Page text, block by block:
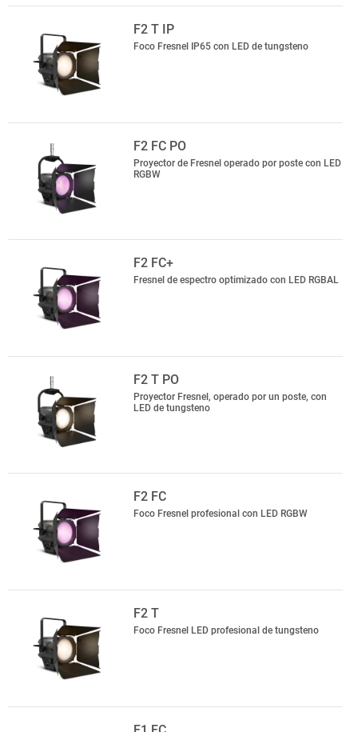
F2 T IP
Foco Fresnel IP65 con LED de tungsteno
F2 FC PO
Proyector de Fresnel operado por poste con LED
RGBW
F2 FC+
Fresnel de espectro optimizado con LED RGBAL
F2 T PO
Proyector Fresnel, operado por un poste, con
LED de tungsteno
F2 FC
Foco Fresnel profesional con LED RGBW
F2 T
Foco Fresnel LED profesional de tungsteno